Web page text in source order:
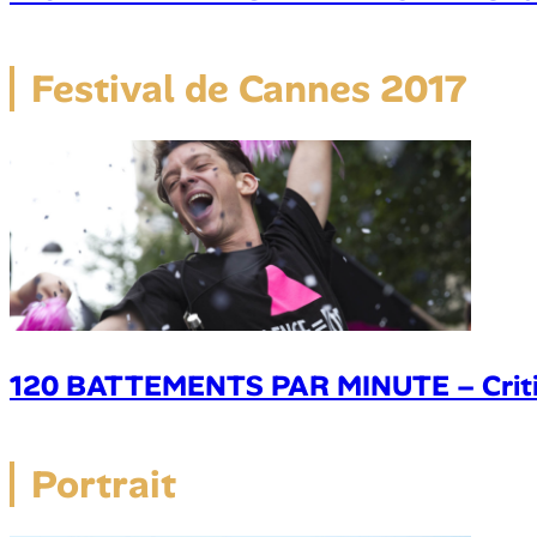
Festival de Cannes 2017
120 BATTEMENTS PAR MINUTE –
Portrait